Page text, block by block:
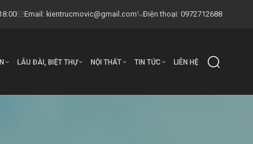
Email: kientrucmovic@gmail.com Điện thoại: 0972712688
LÂU ĐÀI, BIỆT THỰ NỘI THẤT TIN TỨC LIÊN HỆ